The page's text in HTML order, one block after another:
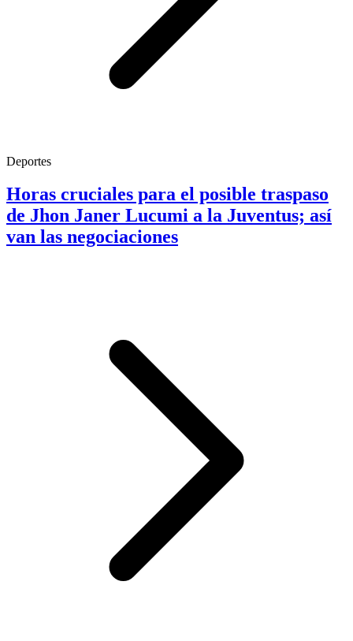
Deportes
Horas cruciales para el posible traspaso
de Jhon Janer Lucumi a la Juventus; así
van las negociaciones